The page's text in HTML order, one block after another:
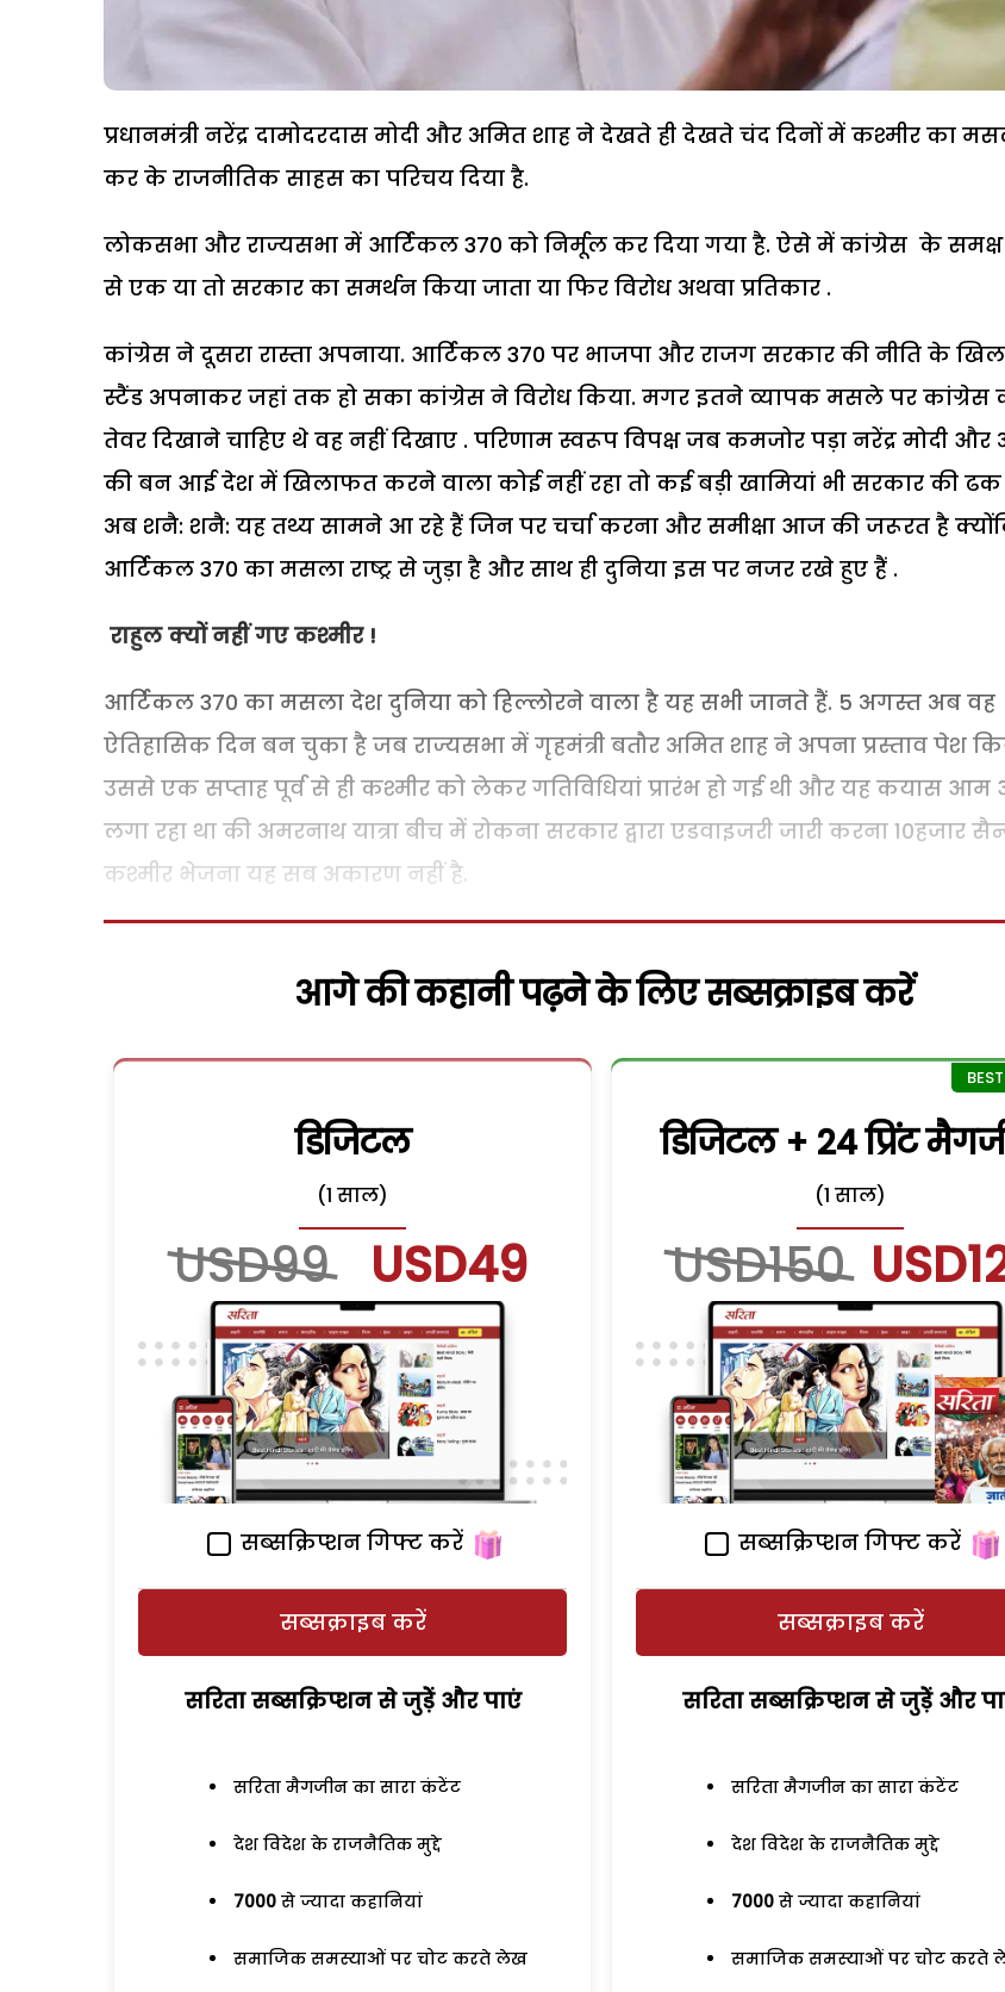
प्रधानमंत्री नरेंद्र दामोदरदास मोदी और अमित शाह ने देखते ही देखते चंद दिनों में कश्मीर का
कर के राजनीतिक साहस का परिचय दिया है.
लोकसभा और राज्यसभा में आर्टिकल 370 को निर्मूल कर दिया गया है. ऐसे में कांग्रेस के समक्ष
से एक या तो सरकार का समर्थन किया जाता या फिर विरोध अथवा प्रतिकार .
कांग्रेस ने दूसरा रास्ता अपनाया. आर्टिकल 370 पर भाजपा और राजग सरकार की नीति के
स्टैंड अपनाकर जहां तक हो सका कांग्रेस ने विरोध किया. मगर इतने व्यापक मसले पर कांग्रेस
तेवर दिखाने चाहिए थे वह नहीं दिखाए . परिणाम स्वरूप विपक्ष जब कमजोर पड़ा नरेंद्र मोदी और
की बन आई देश में खिलाफत करने वाला कोई नहीं रहा तो कई बड़ी खामियां भी सरकार की
अब शनै: शनै: यह तथ्य सामने आ रहे हैं जिन पर चर्चा करना और समीक्षा आज की जरूरत है
आर्टिकल 370 का मसला राष्ट्र से जुड़ा है और साथ ही दुनिया इस पर नजर रखे हुए हैं .
राहुल क्यों नहीं गए कश्मीर !
आर्टिकल 370 का मसला देश दुनिया को हिल्लोरने वाला है यह सभी जानते हैं. 5 अगस्त अब वह
ऐतिहासिक दिन बन चुका है जब राज्यसभा में गृहमंत्री बतौर अमित शाह ने अपना प्रस्ताव पेश
उससे एक सप्ताह पूर्व से ही कश्मीर को लेकर गतिविधियां प्रारंभ हो गई थी और यह कयास आम
लगा रहा था की अमरनाथ यात्रा बीच में रोकना सरकार द्वारा एडवाइजरी जारी करना 10हजार
कश्मीर भेजना यह सब अकारण नहीं है.
आगे की कहानी पढ़ने के लिए सब्सक्राइब करें
डिजिटल
(1 साल)
USD99 USD49
सब्सक्रिप्शन गिफ्ट करें
सब्सक्राइब करें
सरिता सब्सक्रिप्शन से जुड़ेें और पाएं
सरिता मैगजीन का सारा कंटेंट
देश विदेश के राजनैतिक मुद्दे
7000 से ज्यादा कहानियां
समाजिक समस्याओं पर चोट करते लेख
डिजिटल + 24 प्रिंट
(1 साल)
USD150
सब्सक्रिप्शन गिफ्ट करें
सब्सक्राइब करें
सरिता सब्सक्रिप्शन से जुड़ेें और
सरिता मैगजीन का सारा कंटेंट
देश विदेश के राजनैतिक मुद्दे
7000 से ज्यादा कहानियां
समाजिक समस्याओं पर चोट करते